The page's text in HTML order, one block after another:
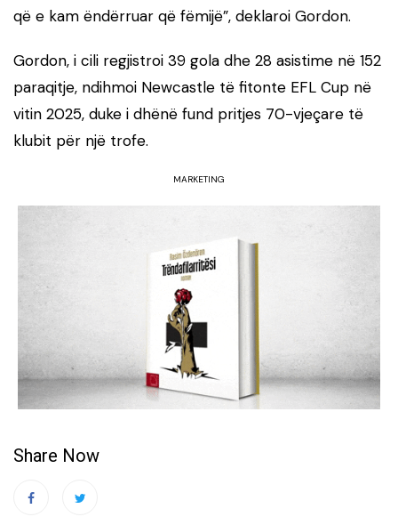
që e kam ëndërruar që fëmijë”, deklaroi Gordon.
Gordon, i cili regjistroi 39 gola dhe 28 asistime në 152
paraqitje, ndihmoi Newcastle të fitonte EFL Cup në
vitin 2025, duke i dhënë fund pritjes 70-vjeçare të
klubit për një trofe.
MARKETING
Share Now